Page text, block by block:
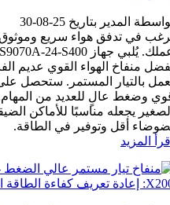
المدير بتاريخ 25-08-30
في تدفق هواء سريع
منفاخ الهواء القوي عديم
بالتيار المستمر. ستحصل
وضغط عالٍ للعديد من
الصغير يجعله مناسبًا للأماكن
أقل وتوفير في الطاقة.
اقرأ المزيد